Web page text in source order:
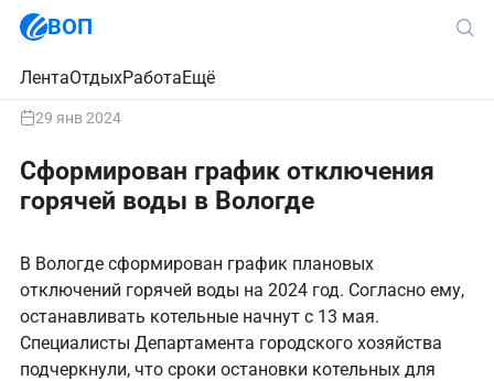
ВОП
ЛентаОтдыхРаботаЕщё
29 янв 2024
Сформирован график отключения
горячей воды в Вологде
В Вологде сформирован график плановых
отключений горячей воды на 2024 год. Согласно ему,
останавливать котельные начнут с 13 мая.
Специалисты Департамента городского хозяйства
подчеркнули, что сроки остановки котельных для